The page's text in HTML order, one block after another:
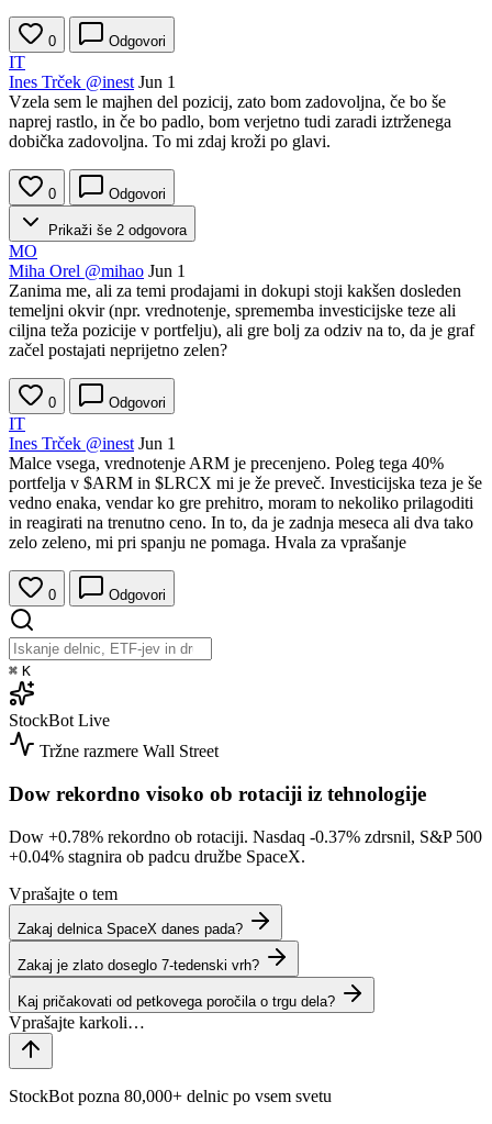
0 Odgovori
IT
Ines Trček @inest Jun 1
Vzela sem le majhen del pozicij, zato bom zadovoljna, če bo še
naprej rastlo, in če bo padlo, bom verjetno tudi zaradi iztrženega
dobička zadovoljna. To mi zdaj kroži po glavi.
0 Odgovori
Prikaži še 2 odgovora
MO
Miha Orel @mihao Jun 1
Zanima me, ali za temi prodajami in dokupi stoji kakšen dosleden
temeljni okvir (npr. vrednotenje, sprememba investicijske teze ali
ciljna teža pozicije v portfelju), ali gre bolj za odziv na to, da je graf
začel postajati neprijetno zelen?
0 Odgovori
IT
Ines Trček @inest Jun 1
Malce vsega, vrednotenje ARM je precenjeno. Poleg tega 40%
portfelja v $ARM in $LRCX mi je že preveč. Investicijska teza je še
vedno enaka, vendar ko gre prehitro, moram to nekoliko prilagoditi
in reagirati na trenutno ceno. In to, da je zadnja meseca ali dva tako
zelo zeleno, mi pri spanju ne pomaga. Hvala za vprašanje
0 Odgovori
⌘ K
StockBot Live
Tržne razmere Wall Street
Dow rekordno visoko ob rotaciji iz tehnologije
Dow +0.78% rekordno ob rotaciji. Nasdaq -0.37% zdrsnil, S&P 500
+0.04% stagnira ob padcu družbe SpaceX.
Vprašajte o tem
Zakaj delnica SpaceX danes pada?
Zakaj je zlato doseglo 7-tedenski vrh?
Kaj pričakovati od petkovega poročila o trgu dela?
StockBot pozna 80,000+ delnic po vsem svetu